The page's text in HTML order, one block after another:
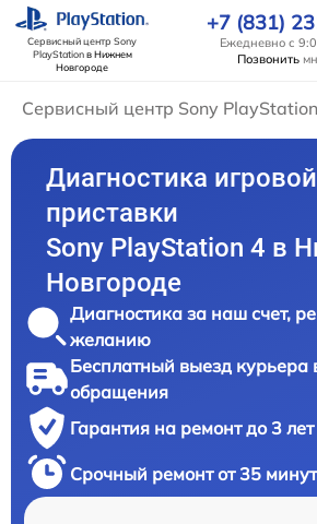
Сервисный центр Sony
PlayStationв Нижнем
Новгороде
+7 (831)
Ежедневно с
Позвонить
Сервисный центр Sony PlayStation
Диагностика игровой
приставки
Sony PlayStation 4 в
Новгороде
Диагностика за наш счет,
желанию
Бесплатный выезд курьера
обращения
Гарантия на ремонт до 3 лет
Срочный ремонт от 35 минут